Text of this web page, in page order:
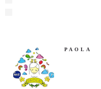
PAOLA